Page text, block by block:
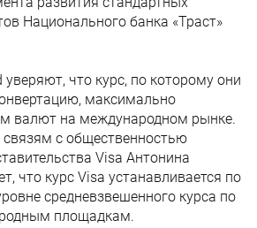
Национального банка «Траст»
уверяют, что курс, по которому они
максимально
валют на международном рынке.
связям с общественностью
Visa Антонина
что курс Visa устанавливается по
средневзвешенного курса по
площадкам.